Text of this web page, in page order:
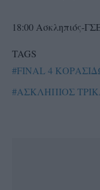
18:00 Ασκληπιός-
TAGS
#FINAL 4
#ΑΣΚΛΗΠΙΟΣ